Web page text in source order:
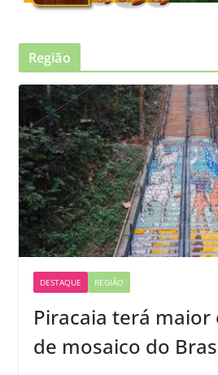
Região
DESTAQUE REGIÃO
Piracaia terá maior
de mosaico do